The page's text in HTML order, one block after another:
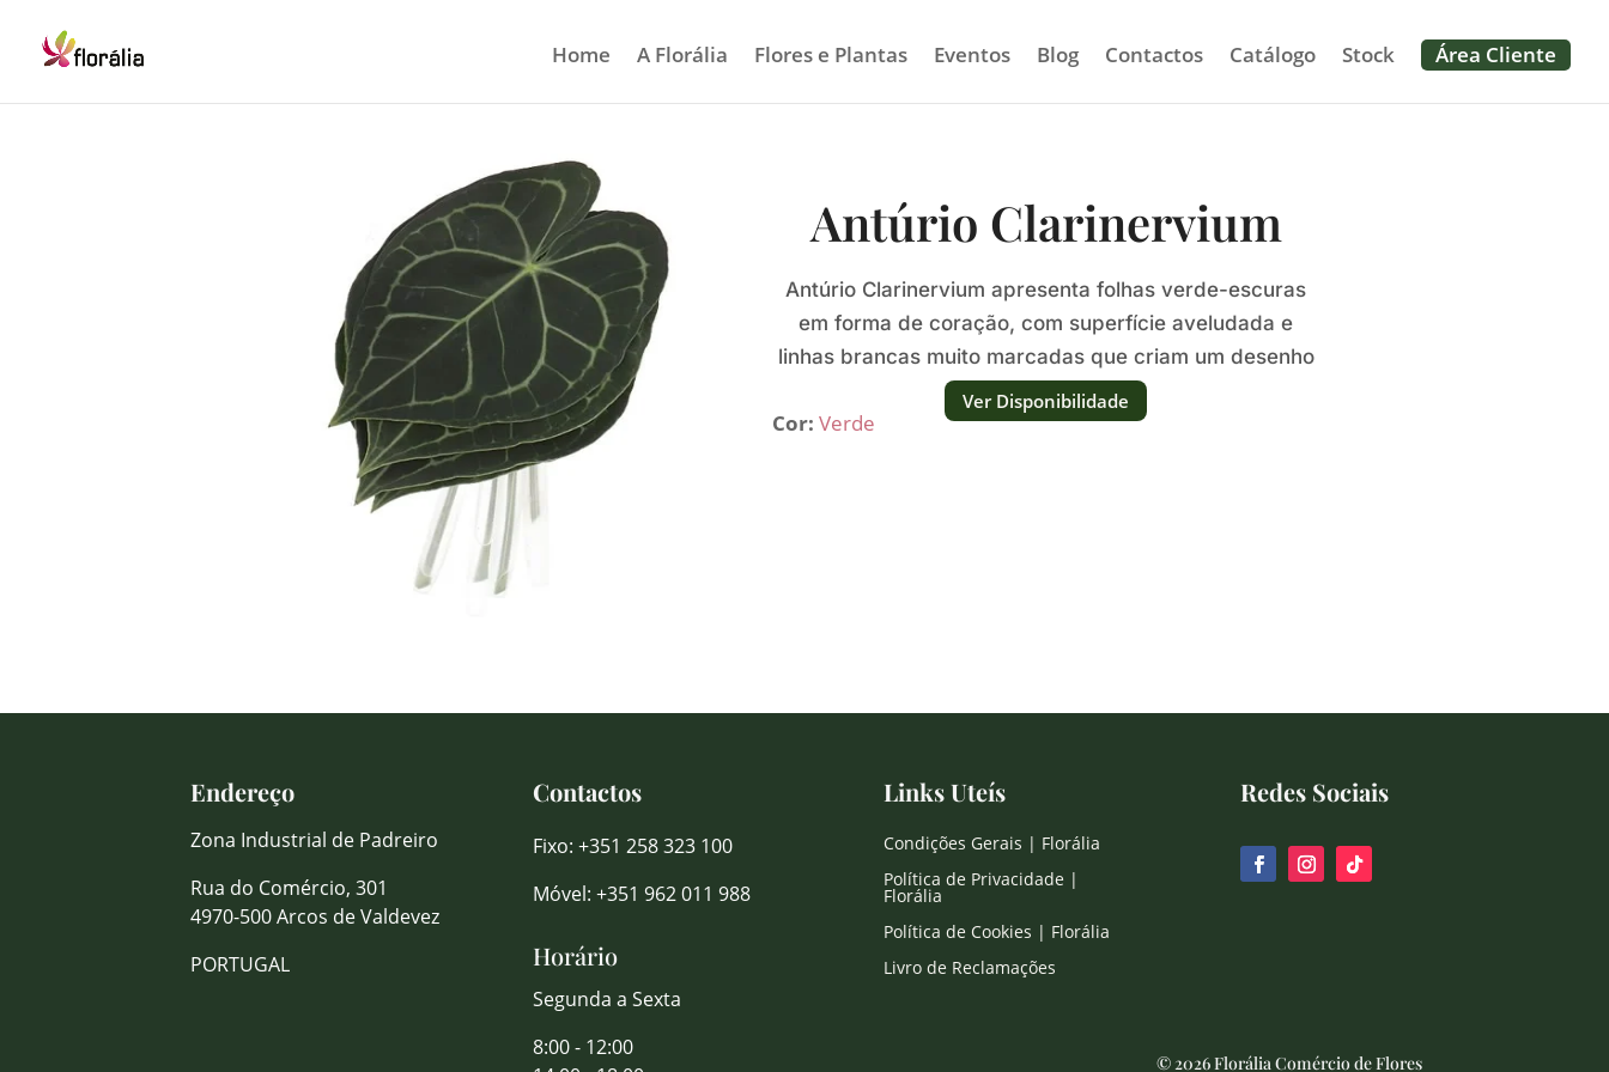
Home A Florália Flores e Plantas Eventos Blog Contactos Catálogo Stock Área Cliente
Antúrio Clarinervium
Antúrio Clarinervium apresenta folhas verde-escuras
em forma de coração, com superfície aveludada e
linhas brancas muito marcadas que criam um desenho
gráfico.
Cor: Verde
Ver Disponibilidade
Endereço
Zona Industrial de Padreiro
Rua do Comércio, 301
4970-500 Arcos de Valdevez
PORTUGAL
Contactos
Fixo: +351 258 323 100
Móvel: +351 962 011 988
Horário
Segunda a Sexta
8:00 - 12:00
Links Uteís
Condições Gerais | Florália
Política de Privacidade |
Florália
Política de Cookies | Florália
Livro de Reclamações
Redes Sociais
© 2026 Florália Comércio de Flores